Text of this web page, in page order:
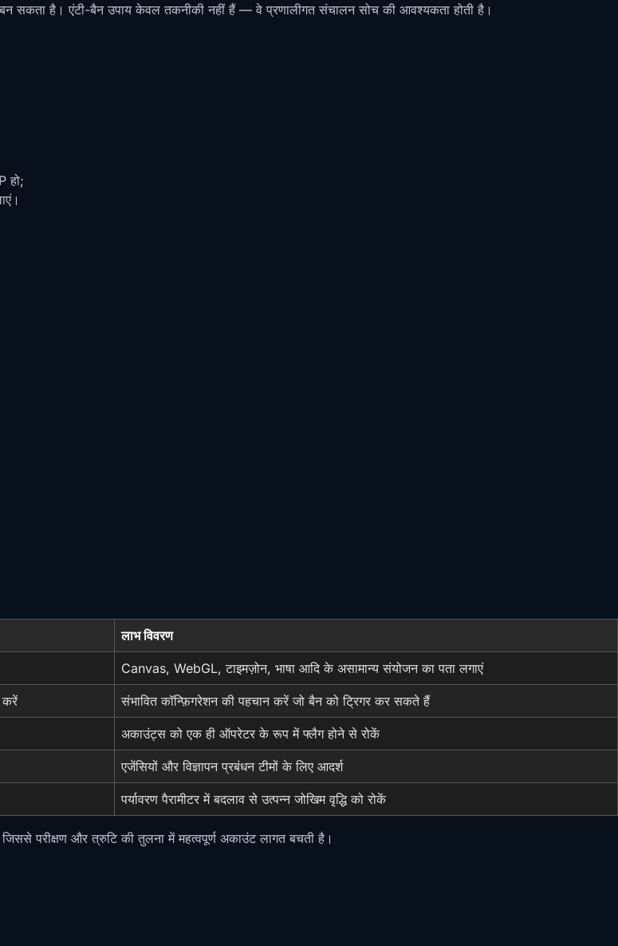
बन सकता है। एंटी-बैन उपाय केवल तकनीकी नहीं हैं — वे प्रणालीगत संचालन सोच की आवश्यकता होती है।
हो;
लाभ विवरण
Canvas, WebGL, टाइमज़ोन, भाषा आदि के असामान्य संयोजन का पता लगाएं
करें संभावित कॉन्फ़िगरेशन की पहचान करें जो बैन को ट्रिगर कर सकते हैं
अकाउंट्स को एक ही ऑपरेटर के रूप में फ्लैग होने से रोकें
एजेंसियों और विज्ञापन प्रबंधन टीमों के लिए आदर्श
पर्यावरण पैरामीटर में बदलाव से उत्पन्न जोखिम वृद्धि को रोकें
परीक्षण और त्रुटि की तुलना में महत्वपूर्ण अकाउंट लागत बचती है।